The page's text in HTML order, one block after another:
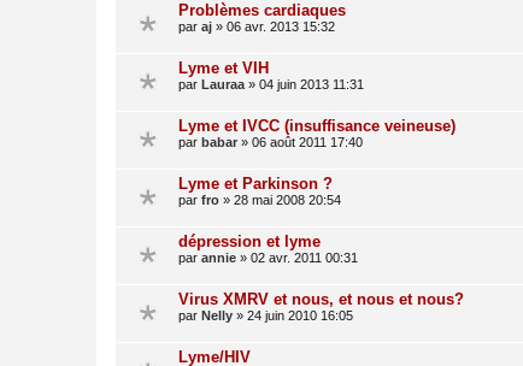
Problèmes cardiaques
par aj » 06 avr. 2013 15:32
Lyme et VIH
par Lauraa » 04 juin 2013 11:31
Lyme et IVCC (insuffisance veineuse)
par babar » 06 août 2011 17:40
Lyme et Parkinson ?
par fro » 28 mai 2008 20:54
dépression et lyme
par annie » 02 avr. 2011 00:31
Virus XMRV et nous, et nous et nous?
par Nelly » 24 juin 2010 16:05
Lyme/HIV